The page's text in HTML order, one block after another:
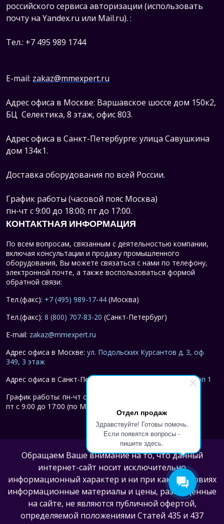
Отдел продаж
Здравствуйте! Готовы помочь.
Если появятся вопросы -
пишите здесь.
российского сервиса авторизации (использовать
почту на Yandex.ru или Mail.ru). :
Тел.: +7 495 989 1744
E-mail: zakaz@mmexpert.ru
Адрес офиса в Москве: Варшавское шоссе дом 150к2,
БЦ Селектика, 8 этаж, офис 803.
Адрес офиса в Санкт-Петербурге: улица Савушкина
дом 134к1.
Доставка оборудования по всей России.
График работы (часовой пояс Москва)
пн-чт с 9:00 до 18:00; пт до 17:00.
КОНТАКТНАЯ ИНФОРМАЦИЯ
По всем вопросам, связанным с деятельностью компании,
включая консультации и продажу промышленного
оборудования, Вы можете связаться с нами по телефону,
электронной почте, а также воспользоваться формой
обратной связи:
Тел.(факс): +7 (495) 989-17-44 (Москва)
Тел.(факс): 8 (800) 707-83-20 (Санкт-Петербург)
E-mail: zakaz@mmexpert.ru
Адрес офиса в Москве: ул. Подольских Курсантов д. 3, оф
349, 3 этаж
Адрес офиса в Санкт-Петербурге:ул. Савушкина 134, корп 1
График работы: пн-чт с 9:00 до 18:00
пт с 9:00 до 17:00 (по Москве)
Обращаем Ваше внимание на то, что данный
интернет-сайт носит исключительно
информационный характер и ни при каких условиях
информационные материалы и цены, размещенные
на сайте, не являются публичной офертой,
определяемой положениями Статей 435 и 437